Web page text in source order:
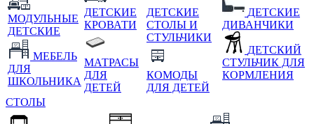
МОДУЛЬНЫЕ
ДЕТСКИЕ
МЕБЕЛЬ
ДЛЯ
ШКОЛЬНИКА
ДЕТСКИЕ
КРОВАТИ
МАТРАСЫ
ДЛЯ
ДЕТЕЙ
ДЕТСКИЕ
СТОЛЫ И
СТУЛЬЧИКИ
КОМОДЫ
ДЛЯ ДЕТЕЙ
ДЕТСКИЕ
ДИВАНЧИКИ
ДЕТСКИЙ
СТУЛЬЧИК ДЛЯ
КОРМЛЕНИЯ
СТОЛЫ